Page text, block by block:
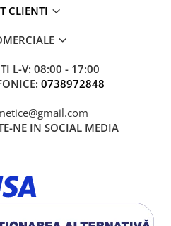
CLIENTI
L-V: 08:00 - 17:00
0738972848
NE IN SOCIAL MEDIA